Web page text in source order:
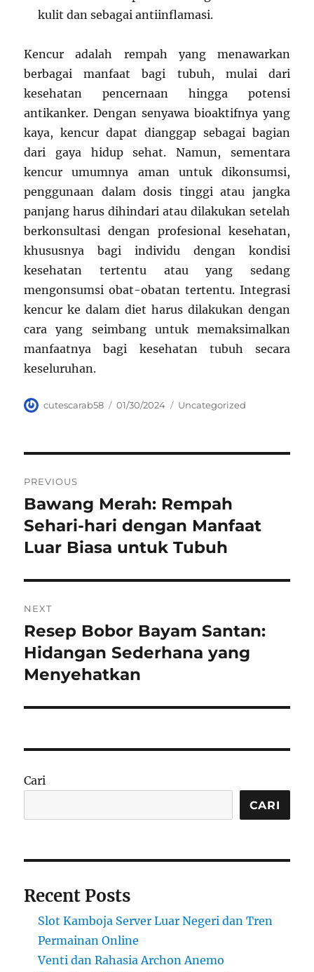
kulit dan sebagai antiinflamasi.
Kencur adalah rempah yang menawarkan
berbagai manfaat bagi tubuh, mulai dari
kesehatan pencernaan hingga potensi
antikanker. Dengan senyawa bioaktifnya yang
kaya, kencur dapat dianggap sebagai bagian
dari gaya hidup sehat. Namun, sementara
kencur umumnya aman untuk dikonsumsi,
penggunaan dalam dosis tinggi atau jangka
panjang harus dihindari atau dilakukan setelah
berkonsultasi dengan profesional kesehatan,
khususnya bagi individu dengan kondisi
kesehatan tertentu atau yang sedang
mengonsumsi obat-obatan tertentu. Integrasi
kencur ke dalam diet harus dilakukan dengan
cara yang seimbang untuk memaksimalkan
manfaatnya bagi kesehatan tubuh secara
keseluruhan.
Author
cutescarab58
Posted
01/30/2024 Categories
Uncategorized
pos
PREVIOUS
Previous
post:
Bawang Merah: Rempah
Sehari-hari dengan Manfaat
Luar Biasa untuk Tubuh
NEXT
Next
post:
Resep Bobor Bayam Santan:
Hidangan Sederhana yang
Menyehatkan
Cari
CARI
Recent Posts
Slot Kamboja Server Luar Negeri dan Tren
Permainan Online
Venti dan Rahasia Archon Anemo